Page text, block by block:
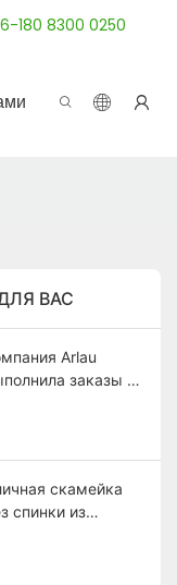
180 8300 0250
ВАС
Arlau
заказы на
скамейка
спинки из